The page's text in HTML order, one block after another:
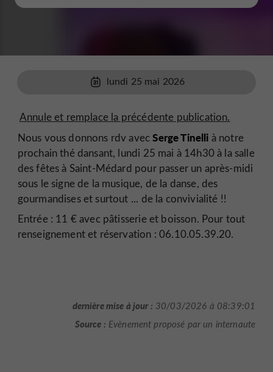
lundi 25 mai 2026
Annule et remplace la précédente publication.
Nous vous donnons rdv avecSerge Tinelli à notre
prochain thé dansant, lundi 25 mai à 14h30 à la salle
des fêtes à Saint-Médard pour passer un après-midi
sous le signe de la musique, de la danse, des
gourmandises et surtout ... de la convivialité !!
Entrée : 11 € avec pâtisserie et boisson. Pour tout
renseignement et réservation : 06.10.05.39.20.
dernière mise à jour : 30/03/2026 à 08:39:01
Source : Evènement proposé par un internaute